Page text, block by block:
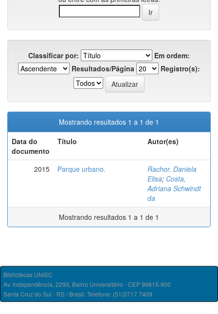
Classificar por:
Em ordem:
Resultados/Página
Registro(s):
Mostrando resultados 1 a 1 de 1
Data do
documento
Título Autor(es)
2015 Parque urbano.
Rachor, Daniela
Elisa; Costa,
Adriana Schwindt
da
Mostrando resultados 1 a 1 de 1
Bibliotecas UNISC
Av. Independência, 2293, Bairro Universitário - CEP 96815-900
Santa Cruz do Sul - RS / Brasil. Telefone: (51)3717.7409